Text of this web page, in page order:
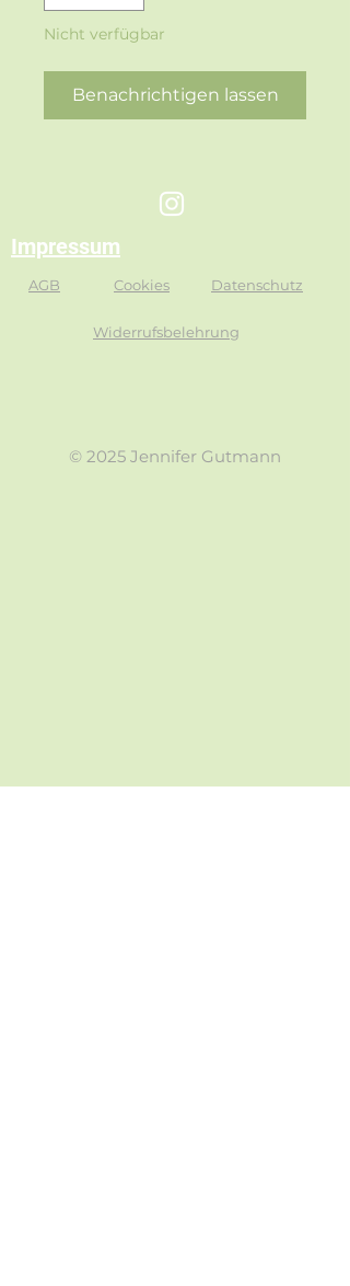
Nicht verfügbar
Benachrichtigen lassen
Impressum
AGB Cookies Datenschutz
Widerrufsbelehrung
© 2025 Jennifer Gutmann